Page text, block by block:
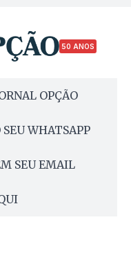
50 ANOS
OPÇÃO
WHATSAPP
SEU EMAIL